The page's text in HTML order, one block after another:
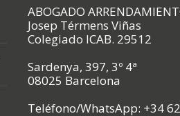
ABOGADO
Josep Térmens Viñas
Colegiado ICAB. 29512
Sardenya, 397, 3º 4ª
08025 Barcelona
Teléfono/WhatsApp: +34